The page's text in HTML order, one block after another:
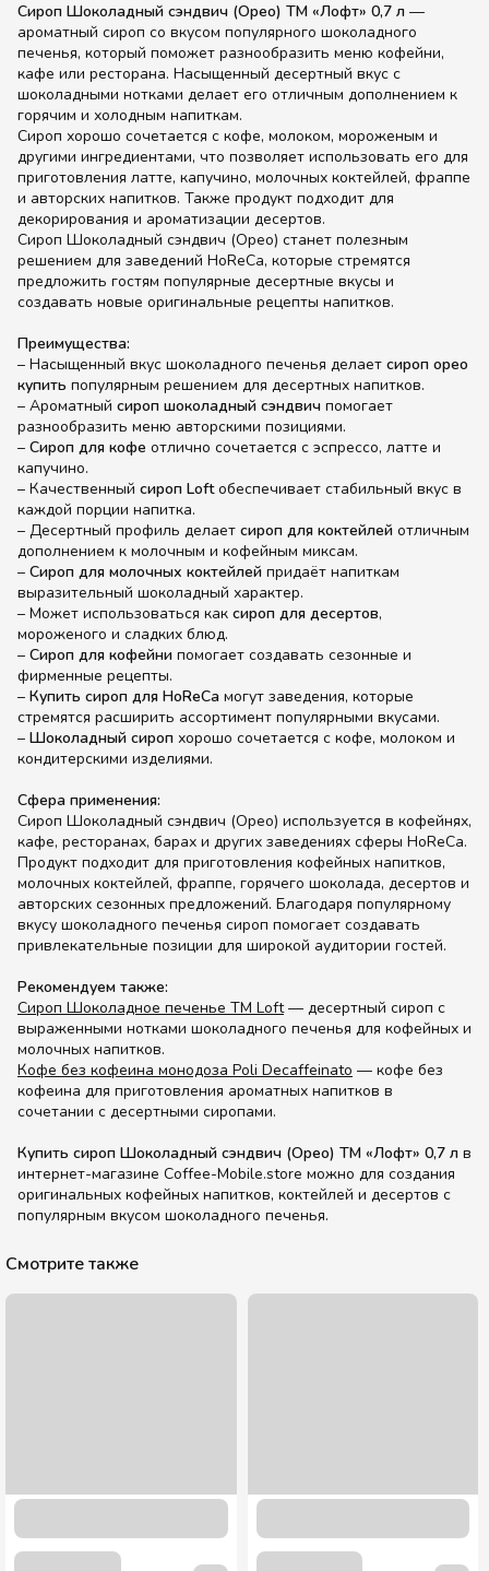
Сироп Шоколадный сэндвич (Орео) ТМ «Лофт» 0,7 л —
ароматный сироп со вкусом популярного шоколадного
печенья, который поможет разнообразить меню кофейни,
кафе или ресторана. Насыщенный десертный вкус с
шоколадными нотками делает его отличным дополнением к
горячим и холодным напиткам.
Сироп хорошо сочетается с кофе, молоком, мороженым и
другими ингредиентами, что позволяет использовать его для
приготовления латте, капучино, молочных коктейлей, фраппе
и авторских напитков. Также продукт подходит для
декорирования и ароматизации десертов.
Сироп Шоколадный сэндвич (Орео) станет полезным
решением для заведений HoReCa, которые стремятся
предложить гостям популярные десертные вкусы и
создавать новые оригинальные рецепты напитков.
Преимущества:
– Насыщенный вкус шоколадного печенья делает сироп орео
купить популярным решением для десертных напитков.
– Ароматный сироп шоколадный сэндвич помогает
разнообразить меню авторскими позициями.
– Сироп для кофе отлично сочетается с эспрессо, латте и
капучино.
– Качественный сироп Loftобеспечивает стабильный вкус в
каждой порции напитка.
– Десертный профиль делает сироп для коктейлей отличным
дополнением к молочным и кофейным миксам.
– Сироп для молочных коктейлей придаёт напиткам
выразительный шоколадный характер.
– Может использоваться как сироп для десертов,
мороженого и сладких блюд.
– Сироп для кофейни помогает создавать сезонные и
фирменные рецепты.
– Купить сироп для HoReCa могут заведения, которые
стремятся расширить ассортимент популярными вкусами.
– Шоколадный сироп хорошо сочетается с кофе, молоком и
кондитерскими изделиями.
Сфера применения:
Сироп Шоколадный сэндвич (Орео) используется в кофейнях,
кафе, ресторанах, барах и других заведениях сферы HoReCa.
Продукт подходит для приготовления кофейных напитков,
молочных коктейлей, фраппе, горячего шоколада, десертов и
авторских сезонных предложений. Благодаря популярному
вкусу шоколадного печенья сироп помогает создавать
привлекательные позиции для широкой аудитории гостей.
Рекомендуем также:
Сироп Шоколадное печенье ТМ Loft— десертный сироп с
выраженными нотками шоколадного печенья для кофейных и
молочных напитков.
Кофе без кофеина монодоза Poli Decaffeinato — кофе без
кофеина для приготовления ароматных напитков в
сочетании с десертными сиропами.
Купить сироп Шоколадный сэндвич (Орео) ТМ «Лофт» 0,7 л в
интернет-магазине Coffee-Mobile.store можно для создания
оригинальных кофейных напитков, коктейлей и десертов с
популярным вкусом шоколадного печенья.
Смотрите также